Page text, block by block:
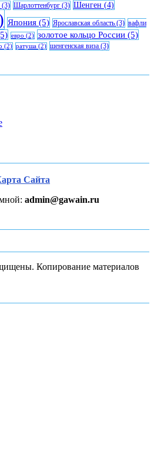
(3) Шарлоттенбург (3) Шенген (4)
Япония (5) Ярославская область (3) вафли
евро (2) золотое кольцо России (5)
(2) ратуша (2) шенгенская виза (3)
Сайта
admin@gawain.ru
Копирование материалов